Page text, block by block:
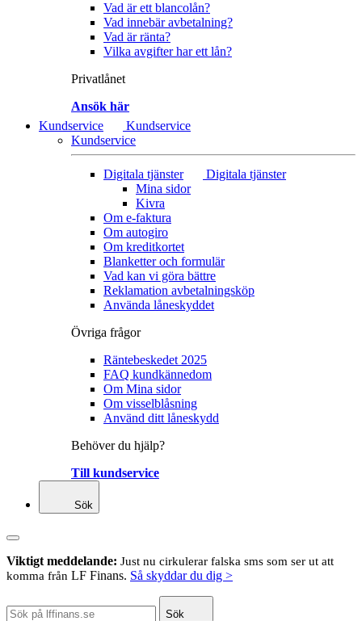
Vad är ett blancolån?
Vad innebär avbetalning?
Vad är ränta?
Vilka avgifter har ett lån?
Privatlånet
Ansök här
Kundservice
Kundservice
Kundservice
Digitala tjänster
Digitala tjänster
Mina sidor
Kivra
Om e-faktura
Om autogiro
Om kreditkortet
Blanketter och formulär
Vad kan vi göra bättre
Reklamation avbetalningsköp
Använda låneskyddet
Övriga frågor
Räntebeskedet 2025
FAQ kundkännedom
Om Mina sidor
Om visselblåsning
Använd ditt låneskydd
Behöver du hjälp?
Till kundservice
Sök
Viktigt meddelande: Just nu cirkulerar falska sms som ser ut att
komma från LF Finans. Så skyddar du dig >
Sök